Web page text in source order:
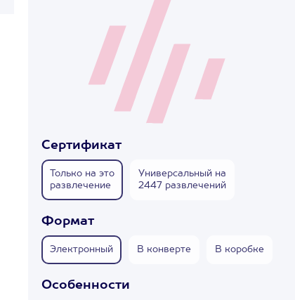
Сертификат
Только на это
развлечение
Универсальный на
2447 развлечений
Формат
Электронный В конверте В коробке
Особенности